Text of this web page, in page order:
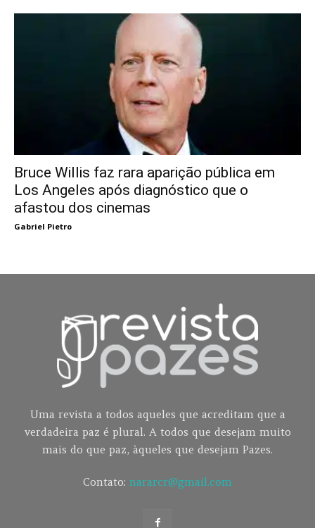
Bruce Willis faz rara aparição pública em
Los Angeles após diagnóstico que o
afastou dos cinemas
Gabriel Pietro
Uma revista a todos aqueles que acreditam que a
verdadeira paz é plural. A todos que desejam muito
mais do que paz, àqueles que desejam Pazes.
Contato: nararcr@gmail.com